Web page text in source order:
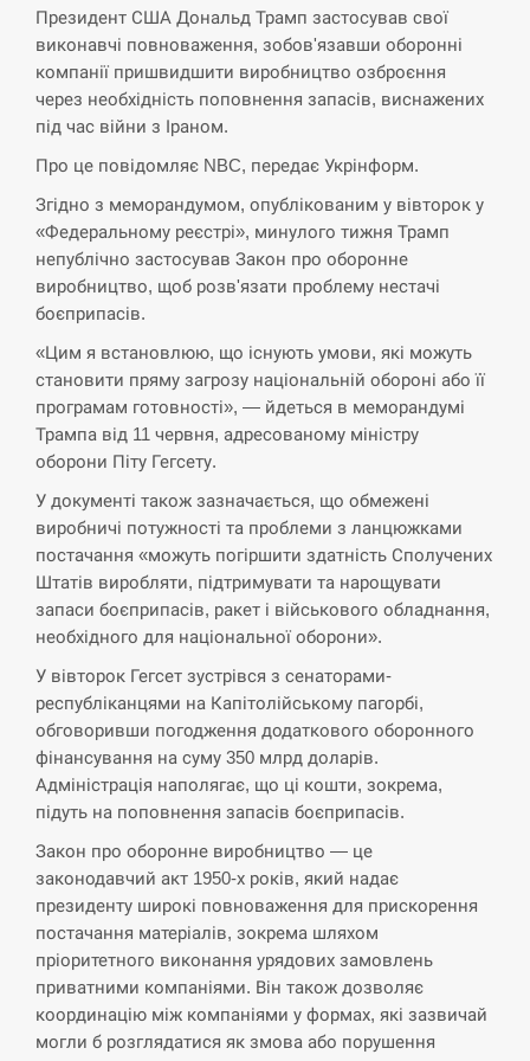
СЕРПЕНЬ
14:53
Экс-послу в США Стефанишиной вручили новое
подозрение и избирают меру…
СЕРПЕНЬ
У Росії розгортається ракетний підрозділ КНДР –
Reuters
СЕРПЕНЬ
14:23
Поставки ракет для ПВО сократились втрое,
хотя у партнеров они…
СЕРПЕНЬ
14:10
У Румунії затоплять чотири баржі для
збільшення потоку води до…
СЕРПЕНЬ
В Москве пожаловались на “кратный рост” атак
СЕРПЕНЬ
13:40
Біля українського літака в аеропорту Лейпцига
виявили дрон, ймовірно, з…
СЕРПЕНЬ
13:23
“Они должны быть уничтожены”: в МИДе
ответили, как отреагируют на…
СЕРПЕНЬ
13:10
Тайвань проводить найбільші військові
Президент США Дональд Трамп застосував свої
виконавчі повноваження, зобов'язавши оборонні
компанії пришвидшити виробництво озброєння
через необхідність поповнення запасів, виснажених
під час війни з Іраном.
Про це повідомляє NBC, передає Укрінформ.
Згідно з меморандумом, опублікованим у вівторок у
«Федеральному реєстрі», минулого тижня Трамп
непублічно застосував Закон про оборонне
виробництво, щоб розв'язати проблему нестачі
боєприпасів.
«Цим я встановлюю, що існують умови, які можуть
становити пряму загрозу національній обороні або її
програмам готовності», — йдеться в меморандумі
Трампа від 11 червня, адресованому міністру
оборони Піту Гегсету.
У документі також зазначається, що обмежені
виробничі потужності та проблеми з ланцюжками
постачання «можуть погіршити здатність Сполучених
Штатів виробляти, підтримувати та нарощувати
запаси боєприпасів, ракет і військового обладнання,
необхідного для національної оборони».
У вівторок Гегсет зустрівся з сенаторами-
республіканцями на Капітолійському пагорбі,
обговоривши погодження додаткового оборонного
фінансування на суму 350 млрд доларів.
Адміністрація наполягає, що ці кошти, зокрема,
підуть на поповнення запасів боєприпасів.
Закон про оборонне виробництво — це
законодавчий акт 1950-х років, який надає
президенту широкі повноваження для прискорення
постачання матеріалів, зокрема шляхом
пріоритетного виконання урядових замовлень
приватними компаніями. Він також дозволяє
координацію між компаніями у формах, які зазвичай
могли б розглядатися як змова або порушення